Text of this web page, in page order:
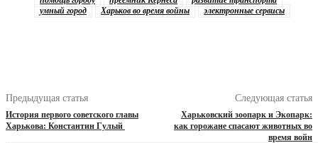
умный город
Харьков во время войны электронные сервисы
Предыдущая статья
История первого советского главы
Харькова: Константин Гулый
Следующая статья
Харьковский зоопарк и Экопарк:
как горожане спасают животных во
время войн